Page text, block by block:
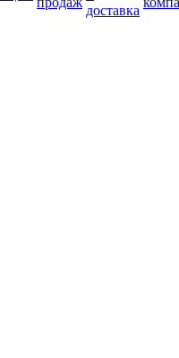
доставка